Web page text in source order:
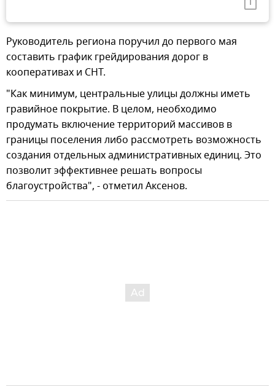
Руководитель региона поручил до первого мая
составить график грейдирования дорог в
кооперативах и СНТ.
"Как минимум, центральные улицы должны иметь
гравийное покрытие. В целом, необходимо
продумать включение территорий массивов в
границы поселения либо рассмотреть возможность
создания отдельных административных единиц. Это
позволит эффективнее решать вопросы
благоустройства", - отметил Аксенов.